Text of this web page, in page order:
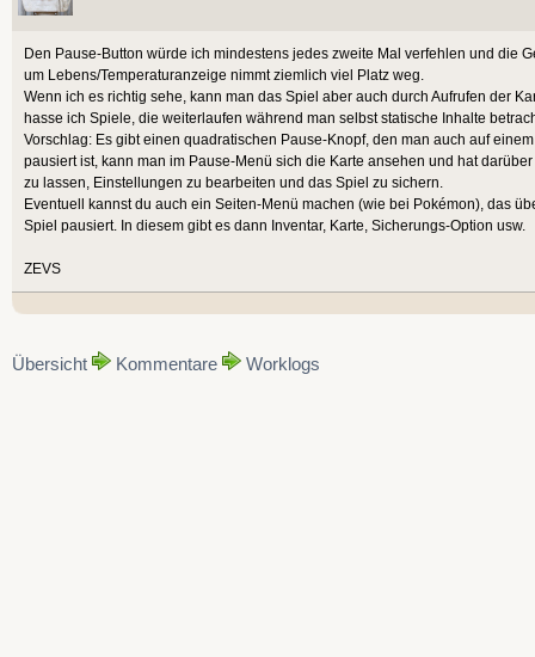
Den Pause-Button würde ich mindestens jedes zweite Mal verfehlen und die
um Lebens/Temperaturanzeige nimmt ziemlich viel Platz weg.
Wenn ich es richtig sehe, kann man das Spiel aber auch durch Aufrufen der
hasse ich Spiele, die weiterlaufen während man selbst statische Inhalte
Vorschlag: Es gibt einen quadratischen Pause-Knopf, den man auch auf
pausiert ist, kann man im Pause-Menü sich die Karte ansehen und hat
zu lassen, Einstellungen zu bearbeiten und das Spiel zu sichern.
Eventuell kannst du auch ein Seiten-Menü machen (wie bei Pokémon), das
Spiel pausiert. In diesem gibt es dann Inventar, Karte, Sicherungs-Option usw.
ZEVS
Übersicht Kommentare Worklogs